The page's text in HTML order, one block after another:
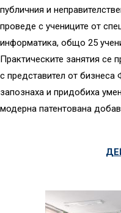
публичния и
проведе с учениците от
информатика, общо 25
Практическите занятия се
с представител от бизнеса
запознаха и придобиха
модерна патентована